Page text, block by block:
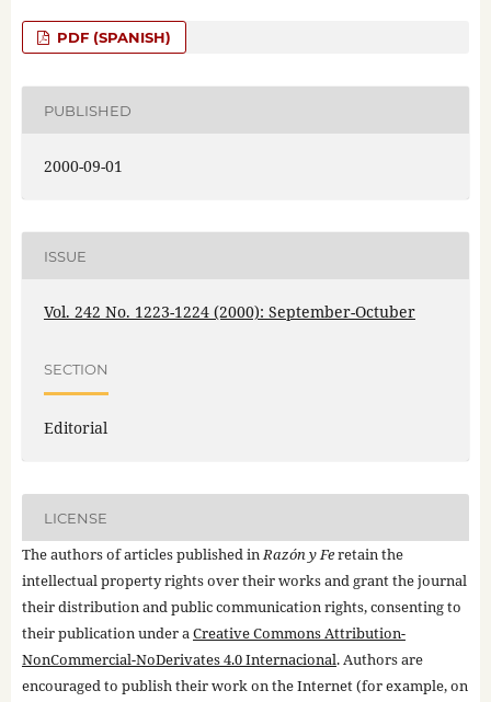
PDF (SPANISH)
PUBLISHED
2000-09-01
ISSUE
Vol. 242 No. 1223-1224 (2000): September-Octuber
SECTION
Editorial
LICENSE
The authors of articles published inRazón y Feretain the
intellectual property rights over their works and grant the journal
their distribution and public communication rights, consenting to
their publication under aCreative Commons Attribution-
NonCommercial-NoDerivates 4.0 Internacional. Authors are
encouraged to publish their work on the Internet (for example, on